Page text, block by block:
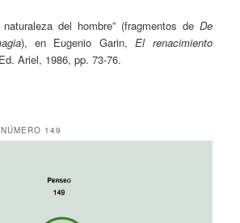
del hombre” (fragmentos de De
), en Eugenio Garin,El renacimiento
Ariel, 1986, pp. 73-76.
149